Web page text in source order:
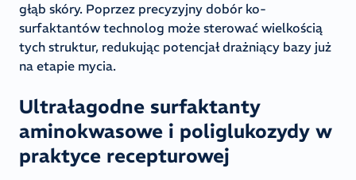
głąb skóry. Poprzez precyzyjny dobór ko-
surfaktantów technolog może sterować wielkością
tych struktur, redukując potencjał drażniący bazy już
na etapie mycia.
Ultrałagodne surfaktanty
aminokwasowe i poliglukozydy w
praktyce recepturowej